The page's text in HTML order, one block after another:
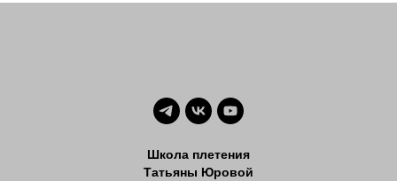
Школа плетения
Татьяны Юровой